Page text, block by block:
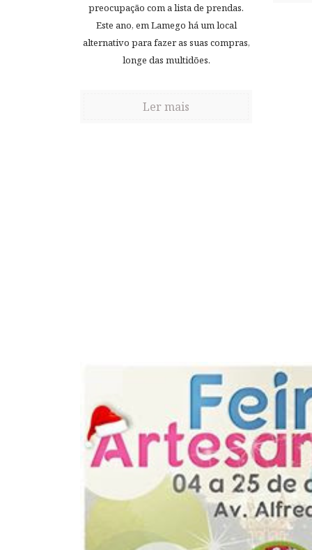
preocupação com a lista de prendas.
Este ano, em Lamego há um local
alternativo para fazer as suas compras,
longe das multidões.
Ler mais